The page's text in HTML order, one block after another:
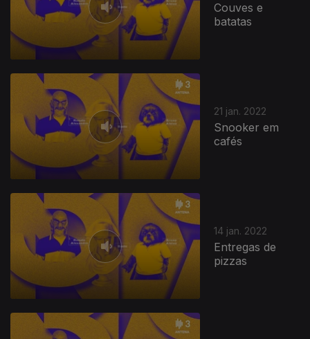
Couves e
batatas
21 jan. 2022
Snooker em
cafés
14 jan. 2022
Entregas de
pizzas